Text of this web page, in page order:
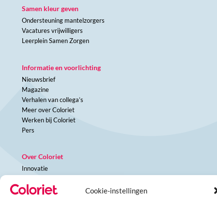
Cookie-instellingen
Samen kleur geven
Ondersteuning mantelzorgers
Vacatures vrijwilligers
Leerplein Samen Zorgen
Informatie en voorlichting
Nieuwsbrief
Magazine
Verhalen van collega’s
Meer over Coloriet
Werken bij Coloriet
Pers
Over Coloriet
Innovatie
Samenwerkingen